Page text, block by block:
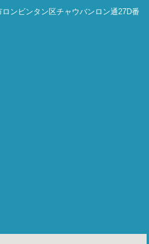
ンビンタン区チャウバンロン通27D番